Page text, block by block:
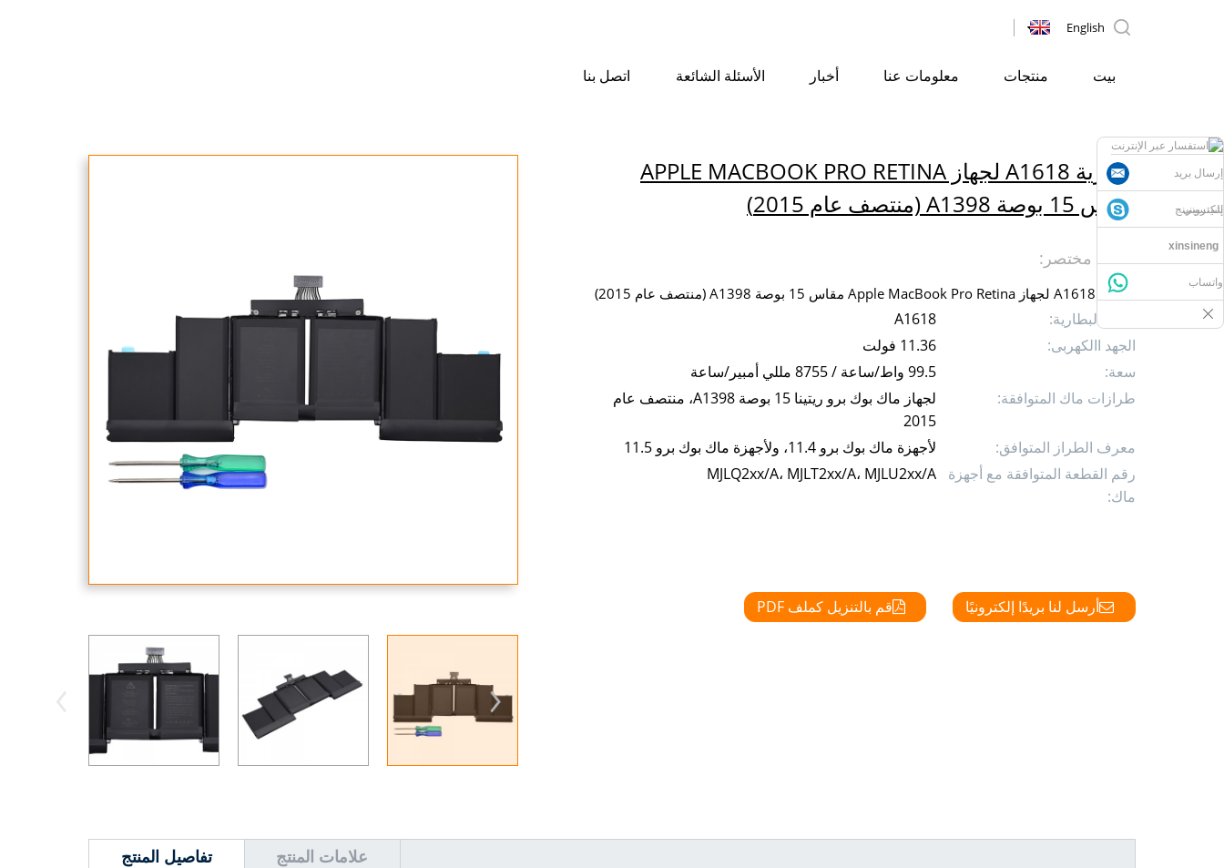
بيت منتجات معلومات عنا أخبار الأسئلة الشائعة اتصل بنا
English
بطارية A1618 لجهاز APPLE MACBOOK PRO RETINA
مقاس 15 بوصة A1398 (منتصف عام 2015)
وصف مختصر:
بطارية A1618 لجهاز Apple MacBook Pro Retina مقاس 15 بوصة A1398 (منتصف عام 2015)
طراز البطارية:
A1618
الجهد االكهربى:
11.36 فولت
سعة:
99.5 واط/ساعة / 8755 مللي أمبير/ساعة
طرازات ماك المتوافقة:
لجهاز ماك بوك برو ريتينا 15 بوصة A1398، منتصف عام
2015
معرف الطراز المتوافق:
لأجهزة ماك بوك برو 11.4، ولأجهزة ماك بوك برو 11.5
رقم القطعة المتوافقة مع أجهزة
ماك:
MJLQ2xx/A، MJLT2xx/A، MJLU2xx/A
أرسل لنا بريدًا إلكترونيًا قم بالتنزيل كملف PDF
تفاصيل المنتج علامات المنتج
إرسال بريد
إلكتروني
شينسينينج
xinsineng
واتساب